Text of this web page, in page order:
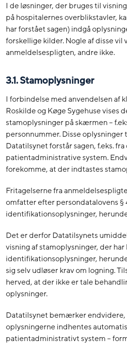
I de løsninger, der bruges til
på hospitalernes overblikstavler,
har forstået sagen) indgå
forskellige kilder. Nogle af disse
anmeldelsespligten, andre ikke.
3.1. Stamoplysninger
I forbindelse med anvendelsen af
Roskilde og Køge Sygehuse vises
stamoplysninger på skærmen –
personnummer. Disse oplysninger
Datatilsynet forstår sagen, f.eks.
patientadministrative system.
forekomme, at der indtastes
Fritagelserne fra
omfatter efter persondatalovens §
identifikationsoplysninger,
Det er derfor Datatilsynets
visning af stamoplysninger, der har
identifikationsoplysninger,
sig selv udløser krav om logning.
herved, at der ikke er tale
oplysninger.
Datatilsynet bemærker endvidere,
oplysningerne indhentes
patientadministrativt system –